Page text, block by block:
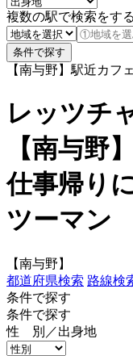
複数の駅で検索をす
【南与野】駅近カフ
レッツチ
【南与野】
仕事帰り
ツーマン
【南与野】
都道府県検索 路線検
条件で探す
条件で探す
性 別／出身地